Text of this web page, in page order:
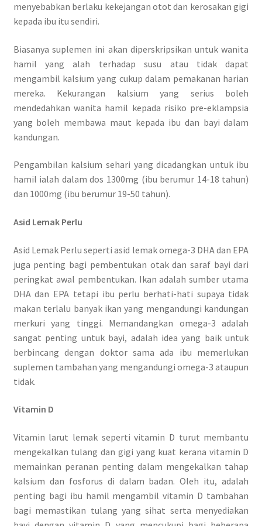
menyebabkan berlaku kekejangan otot dan kerosakan gigi
kepada ibu itu sendiri.
Biasanya suplemen ini akan diperskripsikan untuk wanita
hamil yang alah terhadap susu atau tidak dapat
mengambil kalsium yang cukup dalam pemakanan harian
mereka. Kekurangan kalsium yang serius boleh
mendedahkan wanita hamil kepada risiko pre-eklampsia
yang boleh membawa maut kepada ibu dan bayi dalam
kandungan.
Pengambilan kalsium sehari yang dicadangkan untuk ibu
hamil ialah dalam dos 1300mg (ibu berumur 14-18 tahun)
dan 1000mg (ibu berumur 19-50 tahun).
Asid Lemak Perlu
Asid Lemak Perlu seperti asid lemak omega-3 DHA dan EPA
juga penting bagi pembentukan otak dan saraf bayi dari
peringkat awal pembentukan. Ikan adalah sumber utama
DHA dan EPA tetapi ibu perlu berhati-hati supaya tidak
makan terlalu banyak ikan yang mengandungi kandungan
merkuri yang tinggi. Memandangkan omega-3 adalah
sangat penting untuk bayi, adalah idea yang baik untuk
berbincang dengan doktor sama ada ibu memerlukan
suplemen tambahan yang mengandungi omega-3 ataupun
tidak.
Vitamin D
Vitamin larut lemak seperti vitamin D turut membantu
mengekalkan tulang dan gigi yang kuat kerana vitamin D
memainkan peranan penting dalam mengekalkan tahap
kalsium dan fosforus di dalam badan. Oleh itu, adalah
penting bagi ibu hamil mengambil vitamin D tambahan
bagi memastikan tulang yang sihat serta menyediakan